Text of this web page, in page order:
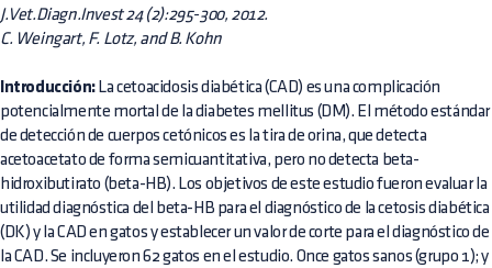
J.Vet.Diagn.Invest 24 (2):295-300, 2012.
C. Weingart, F. Lotz, and B. Kohn
Introducción:La cetoacidosis diabética (CAD) es una complicación
potencialmente mortal de la diabetes mellitus (DM). El método estándar
de detección de cuerpos cetónicos es la tira de orina, que detecta
acetoacetato de forma semicuantitativa, pero no detecta beta-
hidroxibutirato (beta-HB). Los objetivos de este estudio fueron evaluar la
utilidad diagnóstica del beta-HB para el diagnóstico de la cetosis diabética
(DK) y la CAD en gatos y establecer un valor de corte para el diagnóstico de
la CAD. Se incluyeron 62 gatos en el estudio. Once gatos sanos (grupo 1); y